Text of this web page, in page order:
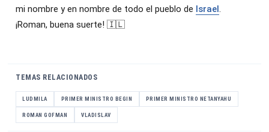
mi nombre y en nombre de todo el pueblo de Israel.
¡Roman, buena suerte! 🇮🇱
TEMAS RELACIONADOS
LUDMILA PRIMER MINISTRO BEGIN PRIMER MINISTRO NETANYAHU
ROMAN GOFMAN VLADISLAV